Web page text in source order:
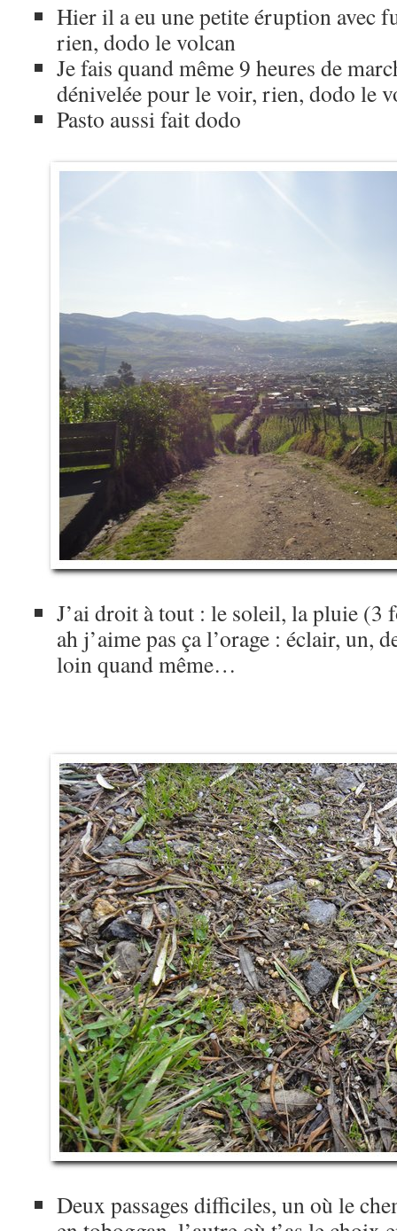
Hier il a eu une petite éruption avec
rien, dodo le volcan
Je fais quand même 9 heures de
dénivelée pour le voir, rien, dodo le
Pasto aussi fait dodo
J’ai droit à tout : le soleil, la pluie (3
ah j’aime pas ça l’orage : éclair, un,
loin quand même…
Deux passages difficiles, un où le